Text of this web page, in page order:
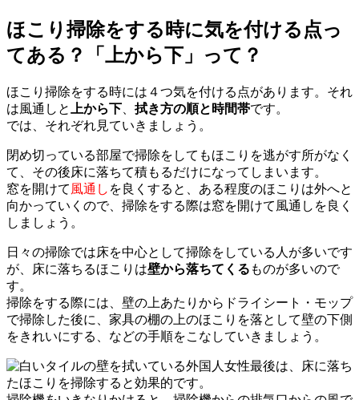
ほこり掃除をする時に気を付ける点っ
てある？「上から下」って？
ほこり掃除をする時には４つ気を付ける点があります。それ
は風通しと
上から下 拭き方の順と時間帯です。
では、それぞれ見ていきましょう。
閉め切っている部屋で掃除をしてもほこりを逃がす所がなく
て、その後床に落ちて積もるだけになってしまいます。
窓を開けて 風通し を良くすると、ある程度のほこりは外へと
向かっていくので、掃除をする際は窓を開けて風通しを良く
しましょう。
日々の掃除では床を中心として掃除をしている人が多いです
が、床に落ちるほこりは壁から落ちてくる ものが多いので
す。
掃除をする際には、壁の上あたりからドライシート・モップ
で掃除した後に、家具の棚の上のほこりを落として壁の下側
をきれいにする、などの手順をこなしていきましょう。
最後は、床に落ち
たほこりを掃除すると効果的です。